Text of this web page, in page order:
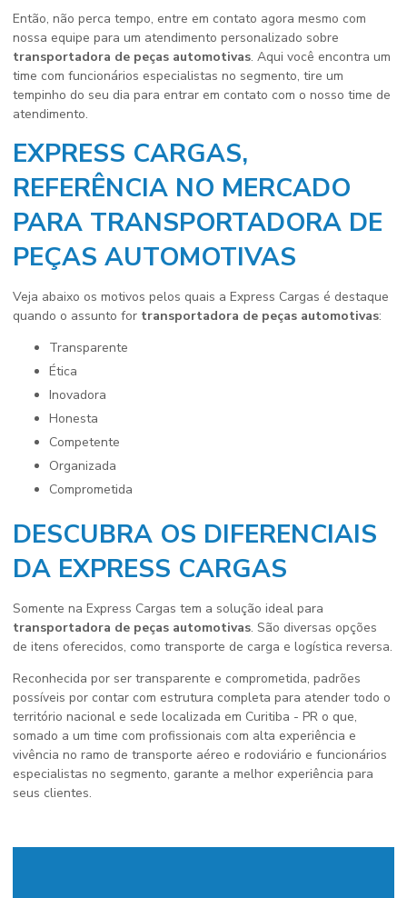
Então, não perca tempo, entre em contato agora mesmo com
nossa equipe para um atendimento personalizado sobre
transportadora de peças automotivas. Aqui você encontra um
time com funcionários especialistas no segmento, tire um
tempinho do seu dia para entrar em contato com o nosso time de
atendimento.
EXPRESS CARGAS,
REFERÊNCIA NO MERCADO
PARA TRANSPORTADORA DE
PEÇAS AUTOMOTIVAS
Veja abaixo os motivos pelos quais a Express Cargas é destaque
quando o assunto for transportadora de peças automotivas:
transparente
ética
inovadora
honesta
competente
organizada
comprometida
DESCUBRA OS DIFERENCIAIS
DA EXPRESS CARGAS
Somente na Express Cargas tem a solução ideal para
transportadora de peças automotivas. São diversas opções
de itens oferecidos, como transporte de carga e logística reversa.
Reconhecida por ser transparente e comprometida, padrões
possíveis por contar com estrutura completa para atender todo o
território nacional e sede localizada em Curitiba - PR o que,
somado a um time com profissionais com alta experiência e
vivência no ramo de transporte aéreo e rodoviário e funcionários
especialistas no segmento, garante a melhor experiência para
seus clientes.